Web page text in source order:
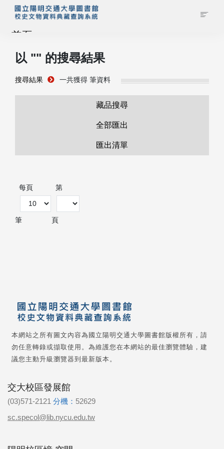
首頁
藏品查詢
以 "" 的搜尋結果
搜尋結果 一共獲得 筆資料
藏品搜尋
全部匯出
匯出清單
每頁
筆
第
頁
本網站之所有圖文內容為國立陽明交通大學圖書館版權所有，請
勿任意轉錄或擷取使用。為維護您在本網站的最佳瀏覽體驗，建
議您主動升級瀏覽器到最新版本。
交大校區發展館
(03)571-2121 分機： 52629
sc.specol@lib.nycu.edu.tw